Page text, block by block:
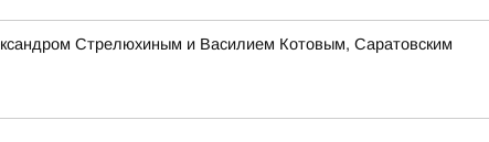
Стрелюхиным и Василием Котовым, Саратовским